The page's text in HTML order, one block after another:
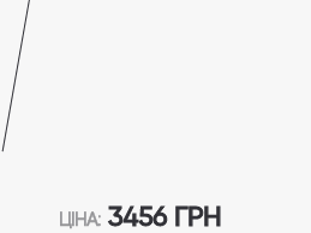
ЦІНА: 3456 ГРН